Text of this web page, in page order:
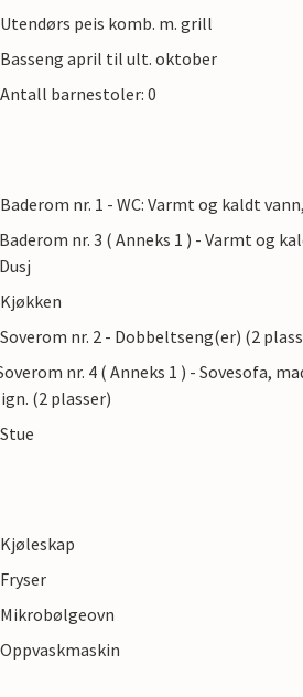
Utendørs peis komb. m. grill
Basseng april til ult. oktober
Antall barnestoler: 0
Baderom nr. 1 - WC: Varmt og kaldt
Baderom nr. 3 ( Anneks 1 ) - Varmt og
Dusj
Kjøkken
Soverom nr. 2 - Dobbeltseng(er) (2
nr. 4 ( Anneks 1 ) - Sovesofa,
(2 plasser)
Stue
Kjøleskap
Fryser
Mikrobølgeovn
Oppvaskmaskin